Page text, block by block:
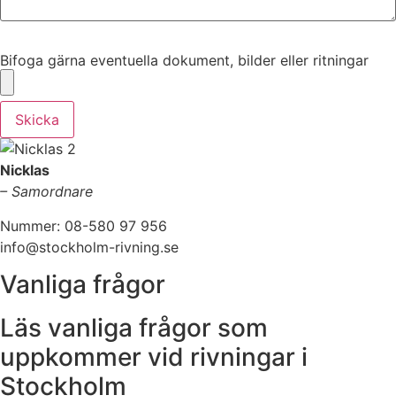
Bifoga gärna eventuella dokument, bilder eller ritningar
Skicka
Nicklas
– Samordnare
Nummer: 08-580 97 956
info@stockholm-rivning.se
Vanliga frågor
Läs vanliga frågor som
uppkommer vid rivningar i
Stockholm